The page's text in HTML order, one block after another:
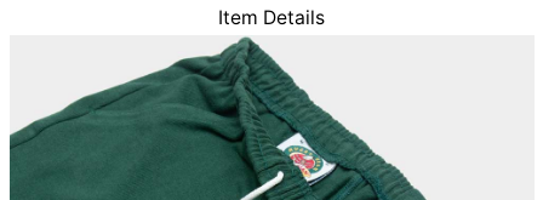
Item Details